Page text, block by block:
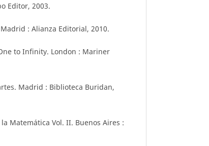
Editor, 2003.
: Alianza Editorial, 2010.
to Infinity. London : Mariner
Madrid : Biblioteca Buridan,
Matemática Vol. II. Buenos Aires :